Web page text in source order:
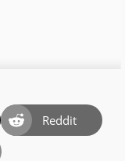
Reddit